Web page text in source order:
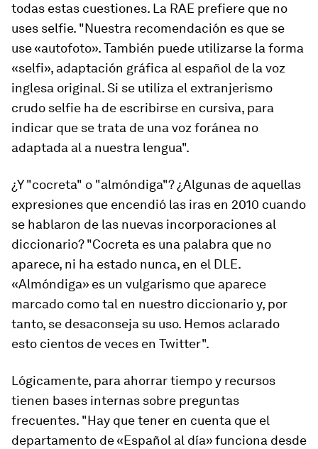
todas estas cuestiones. La RAE prefiere que no
uses selfie. "Nuestra recomendación es que se
use «autofoto». También puede utilizarse la forma
«selfi», adaptación gráfica al español de la voz
inglesa original. Si se utiliza el extranjerismo
crudo selfie ha de escribirse en cursiva, para
indicar que se trata de una voz foránea no
adaptada al a nuestra lengua".
¿Y "cocreta" o "almóndiga"? ¿Algunas de aquellas
expresiones que encendió las iras en 2010 cuando
se hablaron de las nuevas incorporaciones al
diccionario? "Cocreta es una palabra que no
aparece, ni ha estado nunca, en el DLE.
«Almóndiga» es un vulgarismo que aparece
marcado como tal en nuestro diccionario y, por
tanto, se desaconseja su uso. Hemos aclarado
esto cientos de veces en Twitter".
Lógicamente, para ahorrar tiempo y recursos
tienen bases internas sobre preguntas
frecuentes. "Hay que tener en cuenta que el
departamento de «Español al día» funciona desde